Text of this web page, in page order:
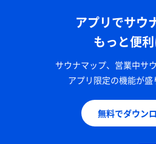
アプリでサウ
もっと便利
サウナマップ、営業中サ
アプリ限定の機能が盛
無料でダウン